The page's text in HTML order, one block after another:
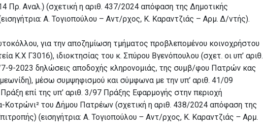
Πρ. Αναλ.) (σχετική η αριθ. 437/2024 απόφαση της Δημοτικής
Α. Τογιοπούλου – Αντ/ρχος, Κ. Καραντζιάς – Αρμ. Δ/ντής).
για την αποζημίωση τμήματος προβλεπομένου κοινοχρήστου
Κ.Χ Γ3016), ιδιοκτησίας του κ. Σπύρου Βγενόπουλου (σχετ. οι υπ’ αριθ.
9-2023 δηλώσεις αποδοχής κληρονομιάς, της συμβ/φου Πατρών κας
μέσω συμψηφισμού και σύμφωνα με την υπ’ αριθ. 41/09
επί της υπ’ αριθ. 3/97 Πράξης Εφαρμογής στην περιοχή
Κοτρώνι² του Δήμου Πατρέων (σχετική η αριθ. 438/2024 απόφαση της
(εισηγήτρια: Α. Τογιοπούλου – Αντ/ρχος, Κ. Καραντζιάς – Αρμ.